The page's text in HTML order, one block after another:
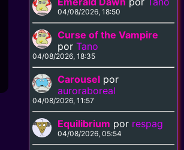
04/08/2026, 18:50
Curse of the Vampire
porTano
04/08/2026, 18:35
Carousel por
auroraboreal
04/08/2026, 11:57
Equilibrium por respag
04/08/2026, 05:54